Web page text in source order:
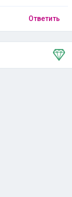
Ответить